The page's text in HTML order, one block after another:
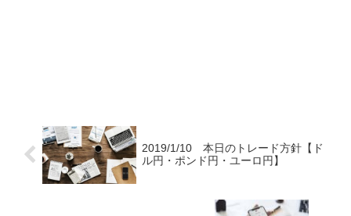
2019/1/10 本日のトレード方針【ド
ル円・ポンド円・ユーロ円】